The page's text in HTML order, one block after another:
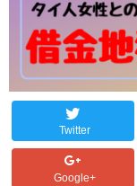
Twitter
Google+